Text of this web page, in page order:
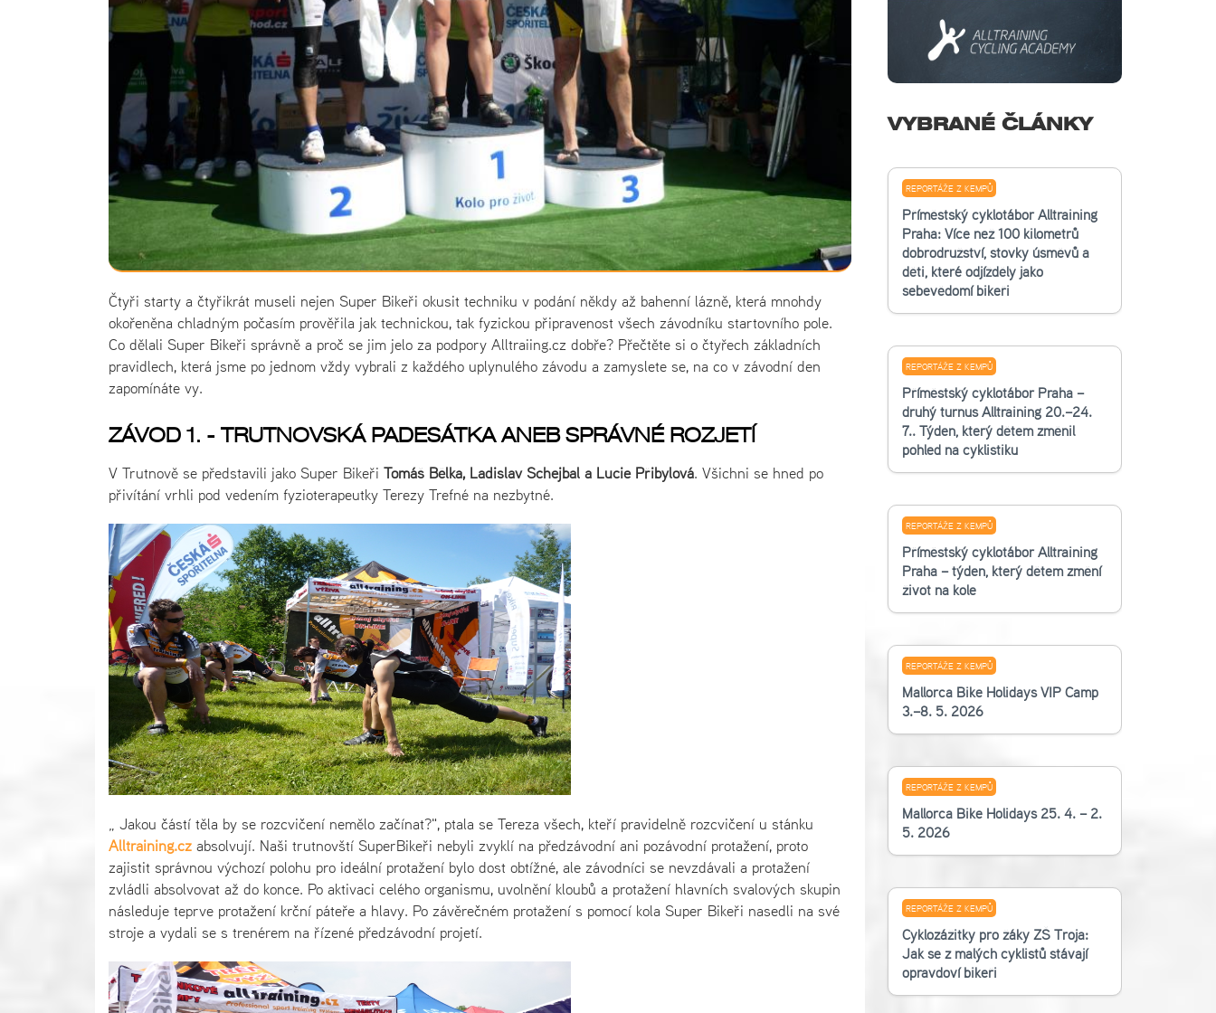
Čtyři starty a čtyřikrát museli nejen Super Bikeři okusit techniku v podání někdy až bahenní lázně, která mnohdy
okořeněna chladným počasím prověřila jak technickou, tak fyzickou připravenost všech závodníku startovního pole.
Co dělali Super Bikeři správně a proč se jim jelo za podpory Alltraiing.cz dobře? Přečtěte si o čtyřech základních
pravidlech, která jsme po jednom vždy vybrali z každého uplynulého závodu a zamyslete se, na co v závodní den
zapomínáte vy.
ZÁVOD 1. - TRUTNOVSKÁ PADESÁTKA ANEB SPRÁVNÉ ROZJETÍ
V Trutnově se představili jako Super Bikeři Tomáš Bělka, Ladislav Schejbal a Lucie Přibylová. Všichni se hned po
přivítání vrhli pod vedením fyzioterapeutky Terezy Trefné na nezbytné.
„ Jakou částí těla by se rozcvičení nemělo začínat?", ptala se Tereza všech, kteří pravidelně rozcvičení u stánku
Alltraining.czabsolvují. Naši trutnovští SuperBikeři nebyli zvyklí na předzávodní ani pozávodní protažení, proto
zajistit správnou výchozí polohu pro ideální protažení bylo dost obtížné, ale závodníci se nevzdávali a protažení
zvládli absolvovat až do konce. Po aktivaci celého organismu, uvolnění kloubů a protažení hlavních svalových skupin
následuje teprve protažení krční páteře a hlavy. Po závěrečném protažení s pomocí kola Super Bikeři nasedli na své
stroje a vydali se s trenérem na řízené předzávodní projetí.
VYBRANÉ ČLÁNKY
REPORTÁŽE Z KEMPŮ
Příměstský cyklotábor Alltraining
Praha: Více než 100 kilometrů
dobrodružství, stovky úsměvů a
děti, které odjížděly jako
sebevědomí bikeři
REPORTÁŽE Z KEMPŮ
Příměstský cyklotábor Praha –
druhý turnus Alltraining 20.–24.
7.. Týden, který dětem změnil
pohled na cyklistiku
REPORTÁŽE Z KEMPŮ
Příměstský cyklotábor Alltraining
Praha – týden, který dětem změní
život na kole
REPORTÁŽE Z KEMPŮ
Mallorca Bike Holidays VIP Camp
3.–8. 5. 2026
REPORTÁŽE Z KEMPŮ
Mallorca Bike Holidays 25. 4. – 2.
5. 2026
REPORTÁŽE Z KEMPŮ
Cyklozážitky pro žáky ZŠ Troja:
Jak se z malých cyklistů stávají
opravdoví bikeři